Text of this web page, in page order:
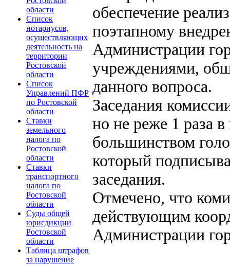
области
Список
нотариусов,
осуществляющих
деятельность на
территории
Ростовской
области
Список
Управлений ПФР
по Ростовской
области
Ставки
земельного
налога по
Ростовской
области
Ставки
транспортного
налога по
Ростовской
области
Суды общей
юрисдикции
Ростовской
области
Таблица штрафов
за нарушение
обеспечение
поэтапному
Администрации
учреждениями,
данного вопроса.
Заседания
но не реже 1 раза
большинством
который
заседания.
Отмечено, что
действующим
Администрации